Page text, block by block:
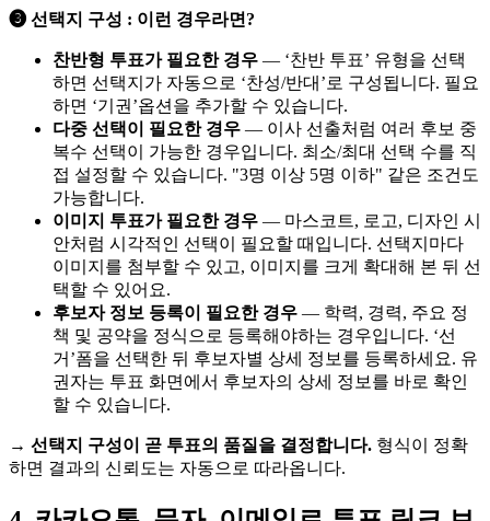
❸ 선택지 구성 : 이런 경우라면?
찬반형 투표가 필요한 경우 — ‘찬반 투표’ 유형을 선택
하면 선택지가 자동으로 ‘찬성/반대’로 구성됩니다. 필요
하면 ‘기권’옵션을 추가할 수 있습니다.
다중 선택이 필요한 경우 — 이사 선출처럼 여러 후보 중
복수 선택이 가능한 경우입니다. 최소/최대 선택 수를 직
접 설정할 수 있습니다. "3명 이상 5명 이하" 같은 조건도
가능합니다.
이미지 투표가 필요한 경우 — 마스코트, 로고, 디자인 시
안처럼 시각적인 선택이 필요할 때입니다. 선택지마다
이미지를 첨부할 수 있고, 이미지를 크게 확대해 본 뒤 선
택할 수 있어요.
후보자 정보 등록이 필요한 경우 — 학력, 경력, 주요 정
책 및 공약을 정식으로 등록해야하는 경우입니다. ‘선
거’폼을 선택한 뒤 후보자별 상세 정보를 등록하세요. 유
권자는 투표 화면에서 후보자의 상세 정보를 바로 확인
할 수 있습니다.
→ 선택지 구성이 곧 투표의 품질을 결정합니다. 형식이 정확
하면 결과의 신뢰도는 자동으로 따라옵니다.